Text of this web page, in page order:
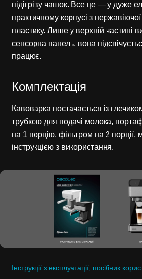
підігріву чашок. Все це — у дуже
практичному корпусі з нержавіючої
пластику. Лише у верхній частині
сенсорна панель, вона
працює.
Комплектація
Кавоварка постачається із
трубкою для подачі молока,
на 1 порцію, фільтром на 2 порції,
інструкцією з використання.
Інструкції з експлуатації, посібник